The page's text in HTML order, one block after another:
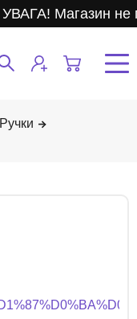
УВАГА! Магазин не
Ручки